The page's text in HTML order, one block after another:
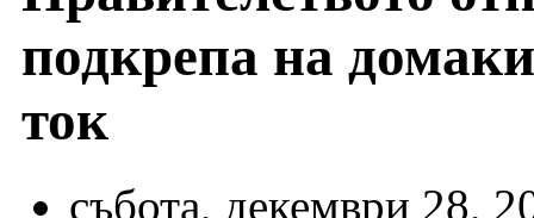
подкрепа на
ток
събота, декември 28,